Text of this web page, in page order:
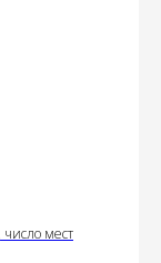
мест